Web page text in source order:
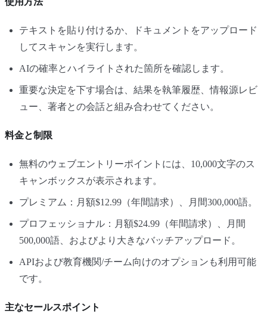
テキストを貼り付けるか、ドキュメントをアップロード
してスキャンを実行します。
AIの確率とハイライトされた箇所を確認します。
重要な決定を下す場合は、結果を執筆履歴、情報源レビ
ュー、著者との会話と組み合わせてください。
料金と制限
無料のウェブエントリーポイントには、10,000文字のス
キャンボックスが表示されます。
プレミアム：月額$12.99（年間請求）、月間300,000語。
プロフェッショナル：月額$24.99（年間請求）、月間
500,000語、およびより大きなバッチアップロード。
APIおよび教育機関/チーム向けのオプションも利用可能
です。
主なセールスポイント